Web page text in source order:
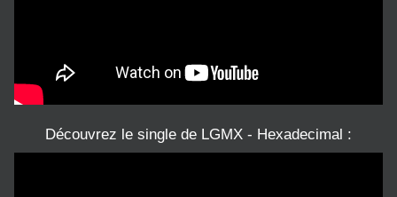
Découvrez le single de LGMX - Hexadecimal :